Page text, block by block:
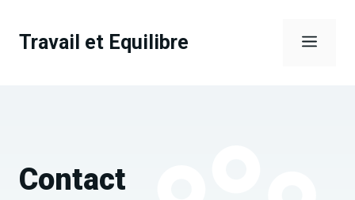
contenu
Travail et Equilibre Menu
Contact